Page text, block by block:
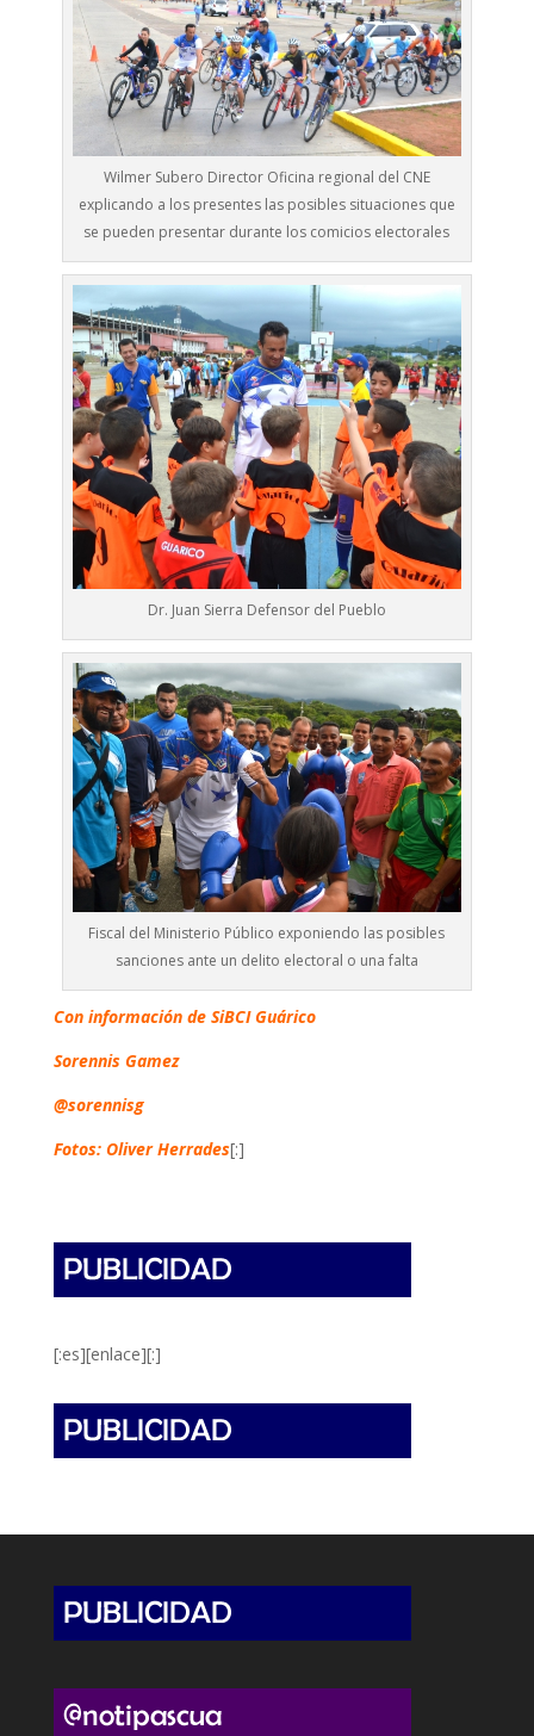
Wilmer Subero Director Oficina regional del CNE
explicando a los presentes las posibles situaciones que
se pueden presentar durante los comicios electorales
Dr. Juan Sierra Defensor del Pueblo
Fiscal del Ministerio Público exponiendo las posibles
sanciones ante un delito electoral o una falta
Con información de SiBCI Guárico
Sorennis Gamez
@sorennisg
Fotos: Oliver Herrades[:]
[:es][enlace][:]